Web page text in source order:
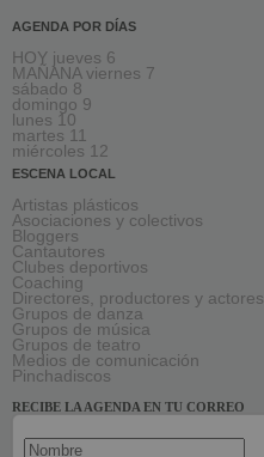
AGENDA POR DÍAS
HOY jueves 6
MAÑANA viernes 7
sábado 8
domingo 9
lunes 10
martes 11
miércoles 12
ESCENA LOCAL
Artistas plásticos
Asociaciones y colectivos
Bloggers
Cantautores
Clubes deportivos
Coaching
Directores, productores y actores
Grupos de danza
Grupos de música
Grupos de teatro
Medios de comunicación
Pinchadiscos
RECIBE LA AGENDA EN TU CORREO